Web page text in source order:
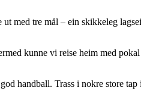
med tre mål – ein skikkeleg
kunne vi reise heim med
handball. Trass i nokre store tap